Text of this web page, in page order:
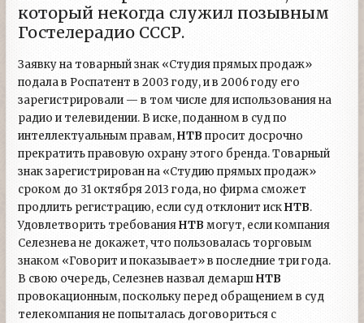
который некогда служил позывным
Гостелерадио СССР.
Заявку на товарный знак «Студия прямых продаж»
подала в Роспатент в 2003 году, и в 2006 году его
зарегистрировали — в том числе для использования на
радио и телевидении. В иске, поданном в суд по
интеллектуальным правам,НТВ просит досрочно
прекратить правовую охрану этого бренда. Товарный
знак зарегистрирован на «Студию прямых продаж»
сроком до 31 октября 2013 года, но фирма сможет
продлить регистрацию, если суд отклонит искНТВ.
Удовлетворить требованияНТВ могут, если компания
Селезнева не докажет, что пользовалась торговым
знаком «Говорит и показывает» в последние три года.
В свою очередь, Селезнев назвал демаршНТВ
провокационным, поскольку перед обращением в суд
телекомпания не попыталась договориться с